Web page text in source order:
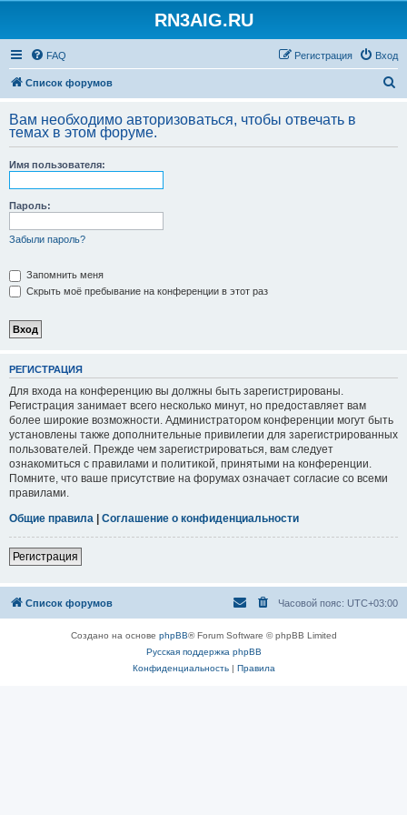
RN3AIG.RU
FAQ Вход
Регистрация
Список форумов
с
Вам необходимо авторизоваться, чтобы отвечать в
темах в этом форуме.
Имя пользователя:
Пароль:
Забыли пароль?
Запомнить меня
Скрыть моё пребывание на конференции в этот раз
РЕГИСТРАЦИЯ
Для входа на конференцию вы должны быть зарегистрированы.
Регистрация занимает всего несколько минут, но предоставляет вам
более широкие возможности. Администратором конференции могут быть
установлены также дополнительные привилегии для зарегистрированных
пользователей. Прежде чем зарегистрироваться, вам следует
ознакомиться с правилами и политикой, принятыми на конференции.
Помните, что ваше присутствие на форумах означает согласие со всеми
правилами.
Общие правила | Соглашение о конфиденциальности
Регистрация
Список форумов Часовой пояс: UTC+03:00
Создано на основе phpBB® Forum Software © phpBB Limited
Русская поддержка phpBB
Конфиденциальность| Правила